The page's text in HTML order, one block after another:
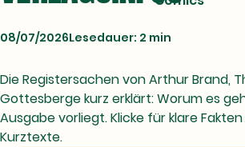
08/07/2026Lesedauer: 2 min
Die Registersachen von Arthur Brand,
Gottesberge kurz erklärt: Worum es
Ausgabe vorliegt. Klicke für klare
Kurztexte.